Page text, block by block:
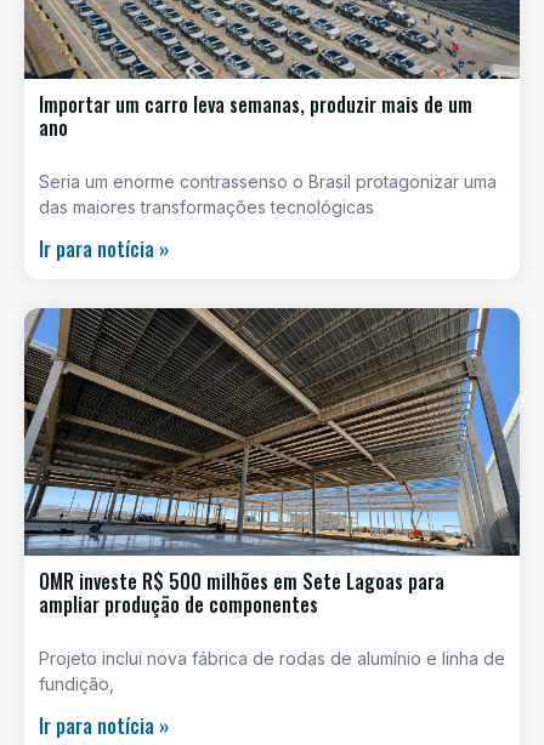
Importar um carro leva semanas, produzir mais de um
ano
Seria um enorme contrassenso o Brasil protagonizar uma
das maiores transformações tecnológicas
Ir para notícia »
OMR investe R$ 500 milhões em Sete Lagoas para
ampliar produção de componentes
Projeto inclui nova fábrica de rodas de alumínio e linha de
fundição,
Ir para notícia »